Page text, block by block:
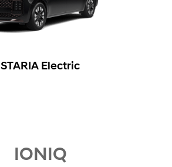
STARIA Electric
IONIQ